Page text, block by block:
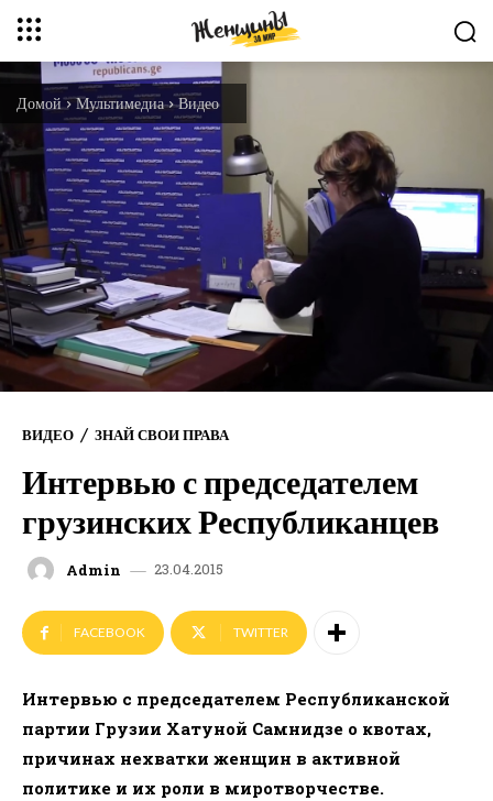
Домой Мультимедиа Видео
ВИДЕО ЗНАЙ СВОИ ПРАВА
Интервью с председателем
грузинских Республиканцев
Admin 23.04.2015
FACEBOOK TWITTER
Интервью с председателем Республиканской
партии Грузии Хатуной Самнидзе о квотах,
причинах нехватки женщин в активной
политике и их роли в миротворчестве.